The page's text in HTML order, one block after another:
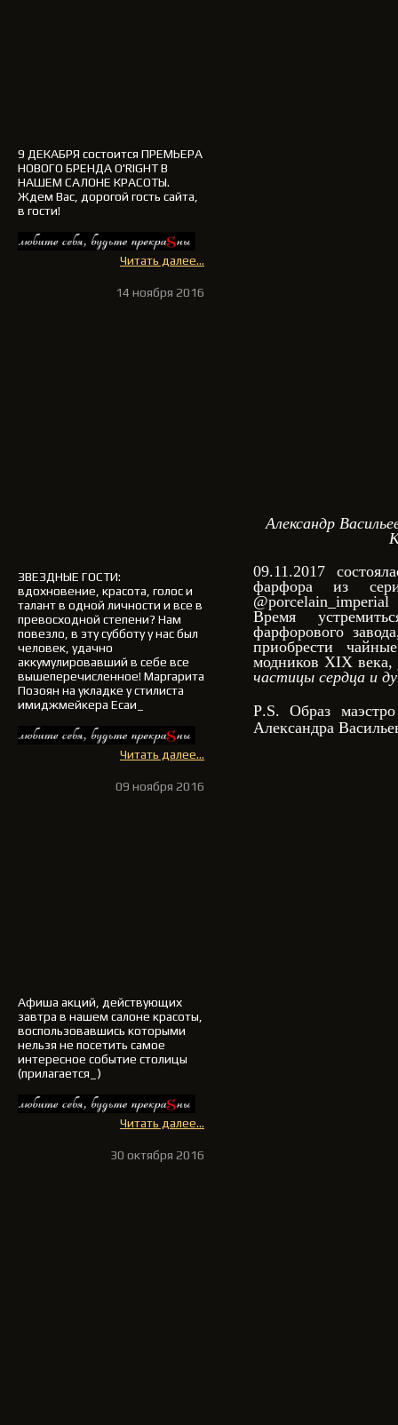
9 ДЕКАБРЯ состоится ПРЕМЬЕРА
НОВОГО БРЕНДАO'RIGHTВ
НАШЕМ САЛОНЕ КРАСОТЫ.
Ждем Вас, дорогой гость сайта,
в гости!
Читать далее...
14 ноября 2016
ЗВЕЗДНЫЕ ГОСТИ:
вдохновение, красота, голос и
талант в одной личности и все в
превосходной степени? Нам
повезло, в эту субботу у нас был
человек, удачно
аккумулировавший в себе все
вышеперечисленное! Маргарита
Позоян на укладке у стилиста
имиджмейкера Есаи_
Читать далее...
09 ноября 2016
Афиша акций, действующих
завтра в нашем салоне красоты,
воспользовавшись которыми
нельзя не посетить самое
интересное событие столицы
(прилагается_)
Читать далее...
30 октября 2016
Александр
09.11.2017
фарфора из
Время
фарфорового
приобрести
модников XIX века,
частицы сердца и
P.S. Образ
Александра